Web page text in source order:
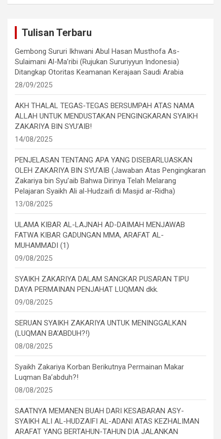
Tulisan Terbaru
Gembong Sururi Ikhwani Abul Hasan Musthofa As-
Sulaimani Al-Ma’ribi (Rujukan Sururiyyun Indonesia)
Ditangkap Otoritas Keamanan Kerajaan Saudi Arabia
28/09/2025
AKH THALAL TEGAS-TEGAS BERSUMPAH ATAS NAMA
ALLAH UNTUK MENDUSTAKAN PENGINGKARAN SYAIKH
ZAKARIYA BIN SYU’AIB!
14/08/2025
PENJELASAN TENTANG APA YANG DISEBARLUASKAN
OLEH ZAKARIYA BIN SYU’AIB (Jawaban Atas Pengingkaran
Zakariya bin Syu’aib Bahwa Dirinya Telah Melarang
Pelajaran Syaikh Ali al-Hudzaifi di Masjid ar-Ridha)
13/08/2025
ULAMA KIBAR AL-LAJNAH AD-DAIMAH MENJAWAB
FATWA KIBAR GADUNGAN MMA, ARAFAT AL-
MUHAMMADI (1)
09/08/2025
SYAIKH ZAKARIYA DALAM SANGKAR PUSARAN TIPU
DAYA PERMAINAN PENJAHAT LUQMAN dkk.
09/08/2025
SERUAN SYAIKH ZAKARIYA UNTUK MENINGGALKAN
(LUQMAN BA’ABDUH?!)
08/08/2025
Syaikh Zakariya Korban Berikutnya Permainan Makar
Luqman Ba’abduh?!
08/08/2025
SAATNYA MEMANEN BUAH DARI KESABARAN ASY-
SYAIKH ALI AL-HUDZAIFI AL-ADANI ATAS KEZHALIMAN
ARAFAT YANG BERTAHUN-TAHUN DIA JALANKAN